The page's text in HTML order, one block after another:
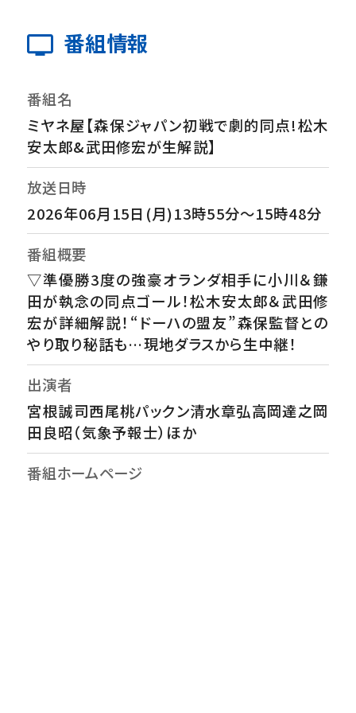
番組情報
番組名
ミヤネ屋【森保ジャパン初戦で劇的同点!松木
安太郎&武田修宏が生解説】
放送日時
2026年06月15日(月)13時55分～15時48分
番組概要
▽準優勝3度の強豪オランダ相手に小川＆鎌
田が執念の同点ゴール！松木安太郎＆武田修
宏が詳細解説！“ドーハの盟友”森保監督との
やり取り秘話も…現地ダラスから生中継！
出演者
宮根誠司西尾桃パックン清水章弘高岡達之岡
田良昭（気象予報士）ほか
番組ホームページ